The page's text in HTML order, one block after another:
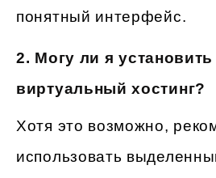
понятный интерфейс.
2. Могу ли я
виртуальный хостинг?
Хотя это возможно,
использовать